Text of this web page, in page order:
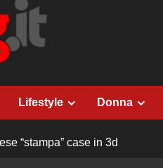
Lifestyle Donna
“stampa” case in 3d